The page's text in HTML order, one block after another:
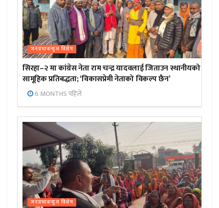
जनप्रभाबन्युज विशेष
सिरहा–२ मा कांग्रेस नेता राम चन्द्र यादवलाई जिताउन स्थानीयको
सामूहिक प्रतिबद्धता; ‘विकासप्रेमी नेताको विकल्प छैन’
6 MONTHS पहिले
जनप्रभाबन्युज विशेष